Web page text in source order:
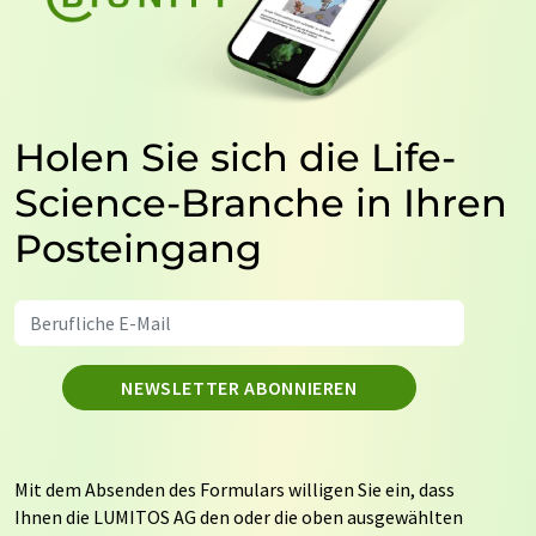
Holen Sie sich die Life-
Science-Branche in Ihren
Posteingang
NEWSLETTER ABONNIEREN
Mit dem Absenden des Formulars willigen Sie ein, dass
Ihnen die LUMITOS AG den oder die oben ausgewählten